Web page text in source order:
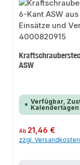
ASW
Verfügbar,
Kalendertagen
Regulärer Preis:
Ab 21,46 €
zzgl. Versandkosten